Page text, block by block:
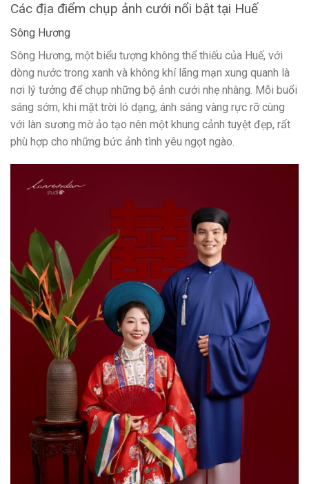
Các địa điểm chụp ảnh cưới nổi bật tại Huế
Sông Hương
Sông Hương, một biểu tượng không thể thiếu của Huế, với
dòng nước trong xanh và không khí lãng mạn xung quanh là
nơi lý tưởng để chụp những bộ ảnh cưới nhẹ nhàng. Mỗi buổi
sáng sớm, khi mặt trời ló dạng, ánh sáng vàng rực rỡ cùng
với làn sương mờ ảo tạo nên một khung cảnh tuyệt đẹp, rất
phù hợp cho những bức ảnh tình yêu ngọt ngào.